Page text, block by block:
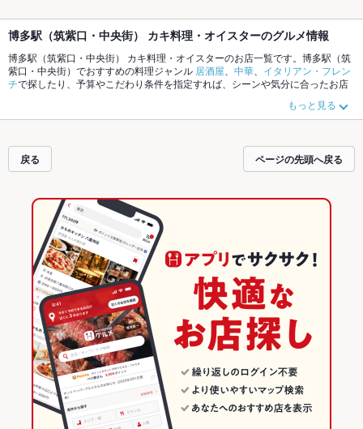
博多駅（筑紫口・中央街） カキ料理・オイスターのグルメ情報
博多駅（筑紫口・中央街） カキ料理・オイスターのお店一覧です。博多駅（筑
紫口・中央街）でおすすめの料理ジャンル 居酒屋 中華
イタリアン・フレン
チで探したり、予算やこだわり条件を指定すれば、シーンや気分に合ったお店
キャナルシティ・周辺エリ
アもチェックしてみてください。ホットペッパーグルメなら、お得なクーポン
料理など、お店の最新情報をご紹介しているので安心！24時間使える簡単便利
なネット予約が使えるお店も拡大中です。友達どうしの飲み会にも、会社の宴
会にも、デートやパーティーにもお得に便利にホットペッパーグルメをご利用
もっと見る
戻る ページの先頭へ戻る